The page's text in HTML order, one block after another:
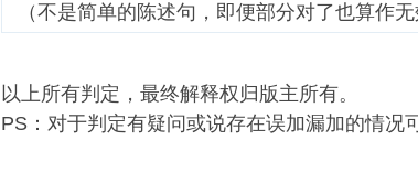
（不是简单的陈述句，即便部分对了也算作无
以上所有判定，最终解释权归版主所有。
PS：对于判定有疑问或说存在误加漏加的情